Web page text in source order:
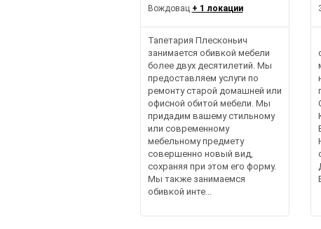
Вождовац + 1 локации
Тапетария Плесконьич
занимается обивкой мебели
более двух десятилетий. Мы
предоставляем услуги по
ремонту старой домашней или
офисной обитой мебели. Мы
придадим вашему стильному
или современному
мебельному предмету
совершенно новый вид,
сохраняя при этом его форму.
Мы также занимаемся
обивкой инте...